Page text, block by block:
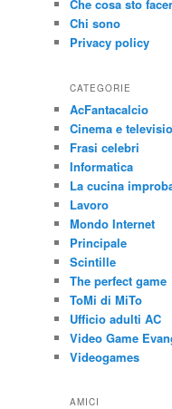
Che cosa sto
Chi sono
Privacy policy
CATEGORIE
AcFantacalcio
Cinema e
Frasi celebri
Informatica
La cucina
Lavoro
Mondo Internet
Principale
Scintille
The perfect game
ToMi di MiTo
Ufficio adulti AC
Video Game
Videogames
AMICI